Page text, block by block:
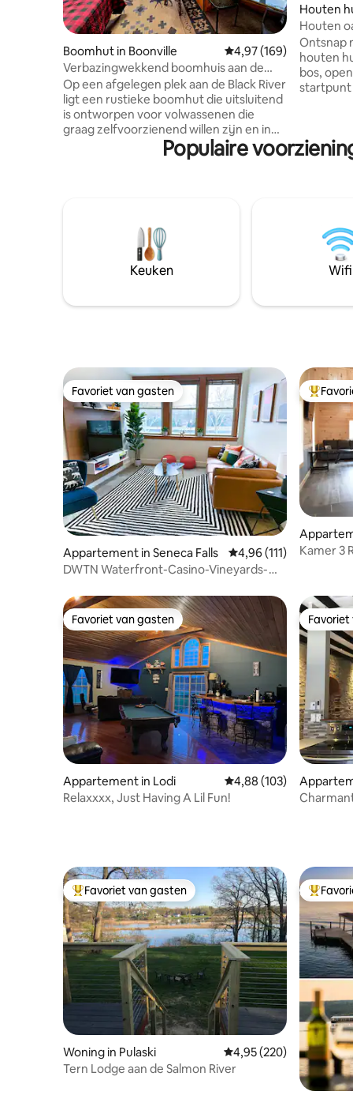
Boomhut in Boonville Gemiddelde
4,97 (169)
Verbazingwekkend boomhuis aan de
Black River in de buurt van Old Forge
Op een afgelegen plek aan de Black River
ligt een rustieke boomhut die uitsluitend
is ontworpen voor volwassenen die
graag zelfvoorzienend willen zijn en in
contact willen komen met Moeder
Natuur. Glamping op zijn best! Het zeer
bomen, maar je komt binnen vanaf de
begane grond. Er is een powerpack
beschikbaar om mobiele telefoons op te
een kampvuur aan de rivier.
Houten
gh
Houten
Ontsnap
houten
bos,
startpunt
en kom
haard uit 1920. Slechts
hele jaar door. Welkom bij
Populaire
Keuken Wifi
Favoriet van gasten
Favoriet van gasten
Appartement in Seneca Falls Gemiddelde
4,96 (111)
DWTN Waterfront-Casino-Vineyards-
Kamer 3
Favoriet van gasten
Favoriet van gasten
Appartement in Lodi Gemiddelde
4,88 (103)
Relaxxxx, Just Having A Lil Fun!
Topfavoriet van gasten
Favoriet van gasten
Woning in Pulaski Gemiddelde
4,95 (220)
Tern Lodge aan de Salmon River